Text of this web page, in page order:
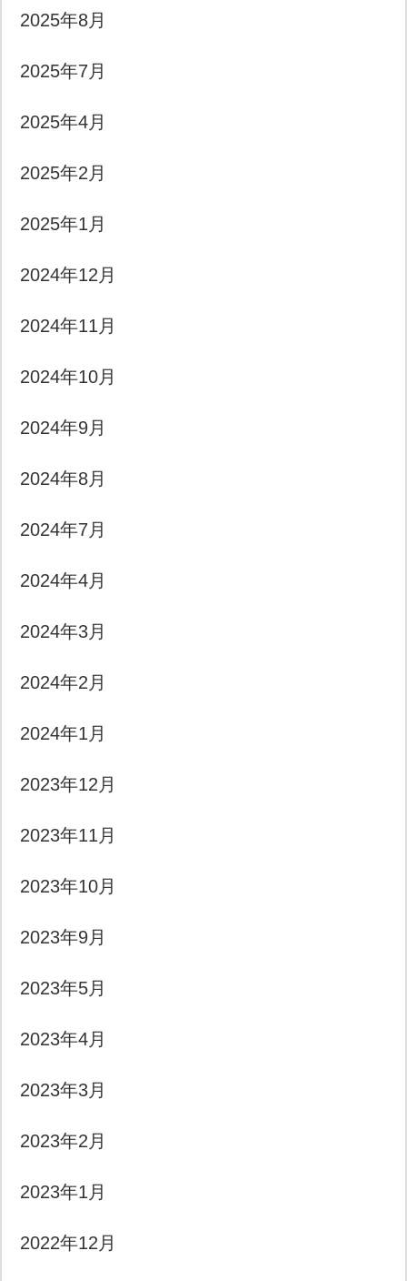
2025年8月
2025年7月
2025年4月
2025年2月
2025年1月
2024年12月
2024年11月
2024年10月
2024年9月
2024年8月
2024年7月
2024年4月
2024年3月
2024年2月
2024年1月
2023年12月
2023年11月
2023年10月
2023年9月
2023年5月
2023年4月
2023年3月
2023年2月
2023年1月
2022年12月